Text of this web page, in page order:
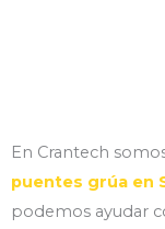
En Crantech
puentes grúa en
podemos ayudar